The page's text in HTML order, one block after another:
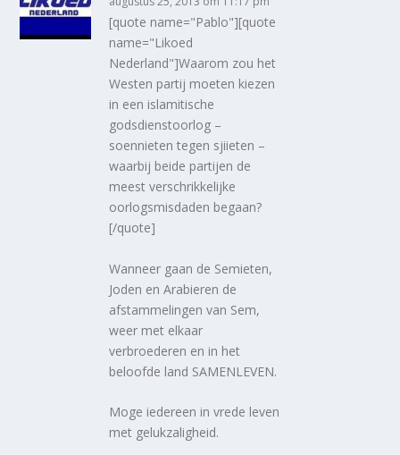
[quote name="Pablo"][quote
name="Likoed
Nederland"]Waarom zou het
Westen partij moeten kiezen
in een islamitische
godsdienstoorlog –
soennieten tegen sjiieten –
waarbij beide partijen de
meest verschrikkelijke
oorlogsmisdaden begaan?
[/quote]
Wanneer gaan de Semieten,
Joden en Arabieren de
afstammelingen van Sem,
weer met elkaar
verbroederen en in het
beloofde land SAMENLEVEN.
Moge iedereen in vrede leven
met gelukzaligheid.